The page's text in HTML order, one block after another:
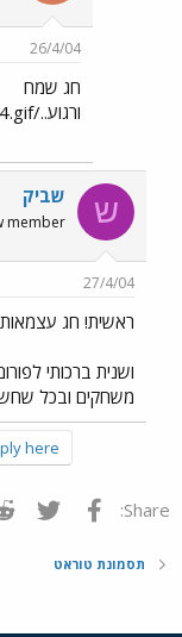
26/4/04
חג שמח
ורגוע../images/Emo165.gif../images/Emo104.gif
ש שביק
member
27/4/04
ראשית! חג
ושנית ברכותי
משחקים ובכל
here.
Share: פייסבוק
תסמונת טוראט